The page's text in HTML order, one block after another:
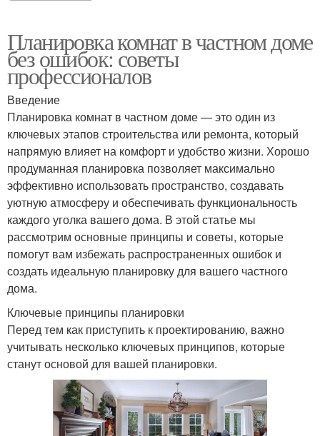
Планировка комнат в частном доме
без ошибок: советы
профессионалов
Введение
Планировка комнат в частном доме — это один из
ключевых этапов строительства или ремонта, который
напрямую влияет на комфорт и удобство жизни. Хорошо
продуманная планировка позволяет максимально
эффективно использовать пространство, создавать
уютную атмосферу и обеспечивать функциональность
каждого уголка вашего дома. В этой статье мы
рассмотрим основные принципы и советы, которые
помогут вам избежать распространенных ошибок и
создать идеальную планировку для вашего частного
дома.
Ключевые принципы планировки
Перед тем как приступить к проектированию, важно
учитывать несколько ключевых принципов, которые
станут основой для вашей планировки.